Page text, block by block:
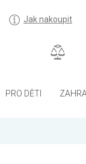
Jak nakoupit
PRO DĚTI